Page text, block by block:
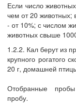
Если число
чем от 20 животных;
- от 10%; с числом
животных свыше
1.2.2. Кал берут из
крупного рогатого
20 г, домашней
Отобранные
пробу.